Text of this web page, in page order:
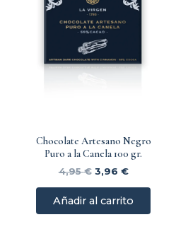
Chocolate Artesano Negro
Puro a la Canela 100 gr.
4,95€ 3,96 €
Añadir al carrito